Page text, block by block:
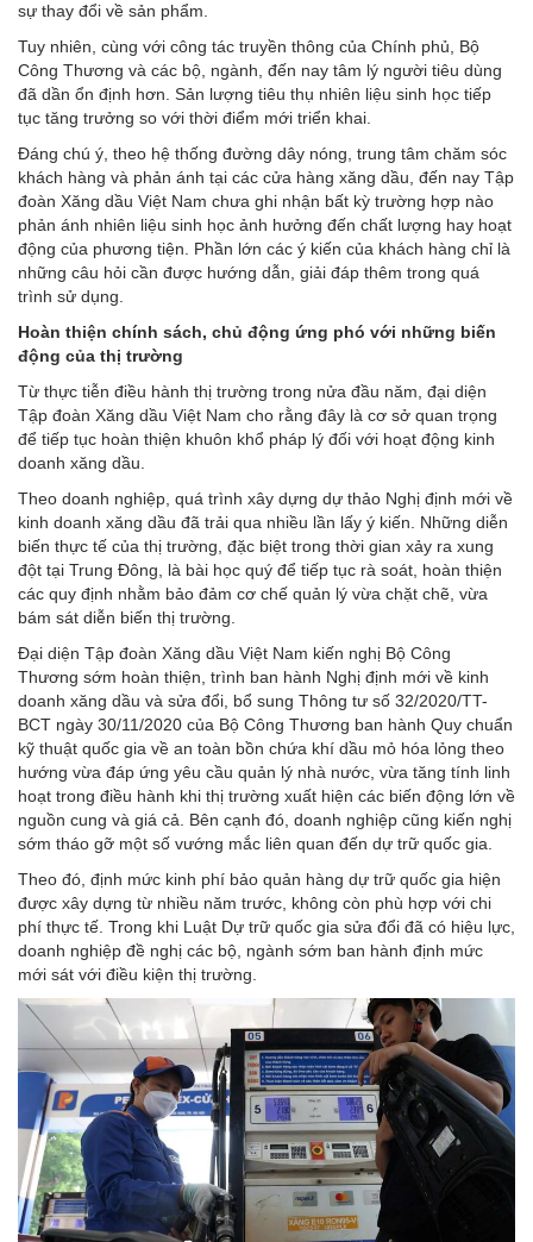
sự thay đổi về sản phẩm.
Tuy nhiên, cùng với công tác truyền thông của Chính phủ, Bộ
Công Thương và các bộ, ngành, đến nay tâm lý người tiêu dùng
đã dần ổn định hơn. Sản lượng tiêu thụ nhiên liệu sinh học tiếp
tục tăng trưởng so với thời điểm mới triển khai.
Đáng chú ý, theo hệ thống đường dây nóng, trung tâm chăm sóc
khách hàng và phản ánh tại các cửa hàng xăng dầu, đến nay Tập
đoàn Xăng dầu Việt Nam chưa ghi nhận bất kỳ trường hợp nào
phản ánh nhiên liệu sinh học ảnh hưởng đến chất lượng hay hoạt
động của phương tiện. Phần lớn các ý kiến của khách hàng chỉ là
những câu hỏi cần được hướng dẫn, giải đáp thêm trong quá
trình sử dụng.
Hoàn thiện chính sách, chủ động ứng phó với những biến
động của thị trường
Từ thực tiễn điều hành thị trường trong nửa đầu năm, đại diện
Tập đoàn Xăng dầu Việt Nam cho rằng đây là cơ sở quan trọng
để tiếp tục hoàn thiện khuôn khổ pháp lý đối với hoạt động kinh
doanh xăng dầu.
Theo doanh nghiệp, quá trình xây dựng dự thảo Nghị định mới về
kinh doanh xăng dầu đã trải qua nhiều lần lấy ý kiến. Những diễn
biến thực tế của thị trường, đặc biệt trong thời gian xảy ra xung
đột tại Trung Đông, là bài học quý để tiếp tục rà soát, hoàn thiện
các quy định nhằm bảo đảm cơ chế quản lý vừa chặt chẽ, vừa
bám sát diễn biến thị trường.
Đại diện Tập đoàn Xăng dầu Việt Nam kiến nghị Bộ Công
Thương sớm hoàn thiện, trình ban hành Nghị định mới về kinh
doanh xăng dầu và sửa đổi, bổ sung Thông tư số 32/2020/TT-
BCT ngày 30/11/2020 của Bộ Công Thương ban hành Quy chuẩn
kỹ thuật quốc gia về an toàn bồn chứa khí dầu mỏ hóa lỏng theo
hướng vừa đáp ứng yêu cầu quản lý nhà nước, vừa tăng tính linh
hoạt trong điều hành khi thị trường xuất hiện các biến động lớn về
nguồn cung và giá cả. Bên cạnh đó, doanh nghiệp cũng kiến nghị
sớm tháo gỡ một số vướng mắc liên quan đến dự trữ quốc gia.
Theo đó, định mức kinh phí bảo quản hàng dự trữ quốc gia hiện
được xây dựng từ nhiều năm trước, không còn phù hợp với chi
phí thực tế. Trong khi Luật Dự trữ quốc gia sửa đổi đã có hiệu lực,
doanh nghiệp đề nghị các bộ, ngành sớm ban hành định mức
mới sát với điều kiện thị trường.